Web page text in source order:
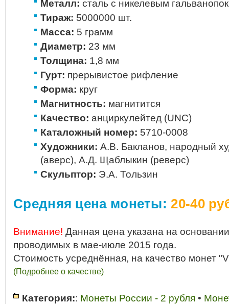
Металл: сталь с никелевым
Тираж: 5000000 шт.
Масса: 5 грамм
Диаметр: 23 мм
Толщина: 1,8 мм
Гурт: прерывистое рифление
Форма: круг
Магнитность: магнитится
Качество: анциркулейтед (UNC)
Каталожный номер: 5710-0008
Художники: A.В. Бакланов, народный
(аверс), A.Д. Щаблыкин (реверс)
Скульптор: Э.А. Тользин
Средняя цена монеты:20-40
Внимание! Данная цена указана на
проводимых в мае-июле 2015 года.
Стоимость усреднённая, на качество монет
(Подробнее о качестве)
Категория:: Монеты России - 2 рубля •